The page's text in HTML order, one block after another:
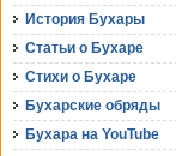
История Бухары
Статьи о Бухаре
Стихи о Бухаре
Бухарские обряды
Бухара на YouTube